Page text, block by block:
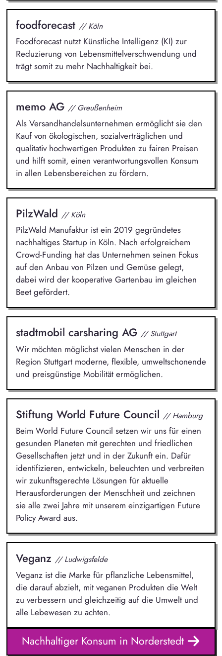
foodforecast // Köln
Foodforecast nutzt Künstliche Intelligenz (KI) zur
Reduzierung von Lebensmittelverschwendung und
trägt somit zu mehr Nachhaltigkeit bei.
memo AG // Greußenheim
Als Versandhandelsunternehmen ermöglicht sie den
Kauf von ökologischen, sozialverträglichen und
qualitativ hochwertigen Produkten zu fairen Preisen
und hilft somit, einen verantwortungsvollen Konsum
in allen Lebensbereichen zu fördern.
PilzWald // Köln
PilzWald Manufaktur ist ein 2019 gegründetes
nachhaltiges Startup in Köln. Nach erfolgreichem
Crowd-Funding hat das Unternehmen seinen Fokus
auf den Anbau von Pilzen und Gemüse gelegt,
dabei wird der kooperative Gartenbau im gleichen
Beet gefördert.
stadtmobil carsharing AG // Stuttgart
Wir möchten möglichst vielen Menschen in der
Region Stuttgart moderne, flexible, umweltschonende
und preisgünstige Mobilität ermöglichen.
Stiftung World Future Council // Hamburg
Beim World Future Council setzen wir uns für einen
gesunden Planeten mit gerechten und friedlichen
Gesellschaften jetzt und in der Zukunft ein. Dafür
identifizieren, entwickeln, beleuchten und verbreiten
wir zukunftsgerechte Lösungen für aktuelle
Herausforderungen der Menschheit und zeichnen
sie alle zwei Jahre mit unserem einzigartigen Future
Policy Award aus.
Veganz // Ludwigsfelde
Veganz ist die Marke für pflanzliche Lebensmittel,
die darauf abzielt, mit veganen Produkten die Welt
zu verbessern und gleichzeitig auf die Umwelt und
alle Lebewesen zu achten.
Nachhaltiger Konsum in Norderstedt